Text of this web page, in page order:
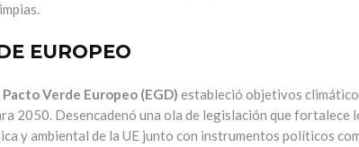
EUROPEO
Pacto Verde Europeo (EGD) estableció objetivos
2050. Desencadenó una ola de legislación que fortalece
y ambiental de la UE junto con instrumentos políticos